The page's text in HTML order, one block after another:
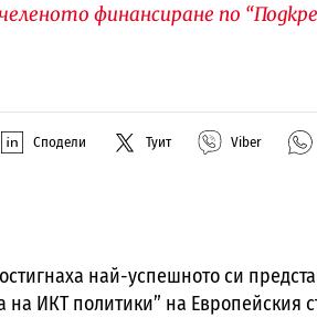
финансиране по
Сподели Туит Viber
най-успешното си
на ИКТ политики” на Европейския